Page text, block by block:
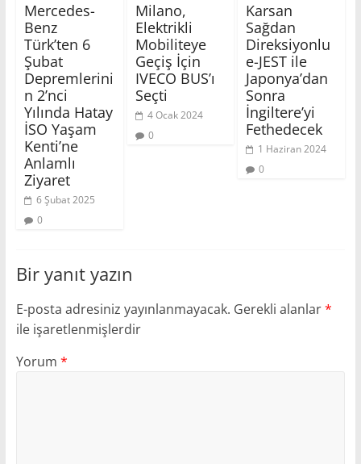
Mercedes-
Benz
Türk’ten 6
Şubat
Depremlerini
n 2’nci
Yılında Hatay
İSO Yaşam
Kenti’ne
Anlamlı
Ziyaret
6 Şubat 2025
0
Milano,
Elektrikli
Mobiliteye
Geçiş İçin
IVECO BUS’ı
Seçti
4 Ocak 2024
0
Karsan
Sağdan
Direksiyonlu
e-JEST ile
Japonya’dan
Sonra
İngiltere’yi
Fethedecek
1 Haziran 2024
0
Bir yanıt yazın
E-posta adresiniz yayınlanmayacak. Gerekli alanlar*
ile işaretlenmişlerdir
Yorum *